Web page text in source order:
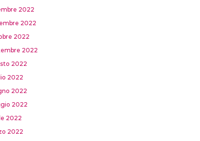
2022
2022
2022
2022
2022
2022
2022
2022
2022
2022